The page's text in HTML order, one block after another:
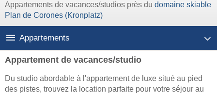
Appartements de vacances/studios près du domaine skiable
Plan de Corones (Kronplatz)
Appartements
Appartement de vacances/studio
Du studio abordable à l'appartement de luxe situé au pied
des pistes, trouvez la location parfaite pour votre séjour au